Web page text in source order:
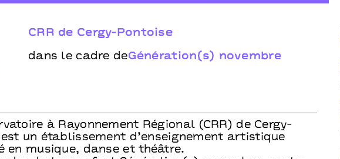
CRR de Cergy-Pontoise
dans le cadre deGénération(s) novembre
à Rayonnement Régional (CRR) de Cergy-
est un établissement d’enseignement artistique
en musique, danse et théâtre.